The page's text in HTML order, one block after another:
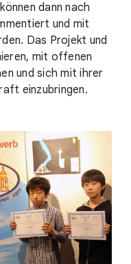
dann nach
und mit
Das Projekt und
mit offenen
und sich mit ihrer
einzubringen.